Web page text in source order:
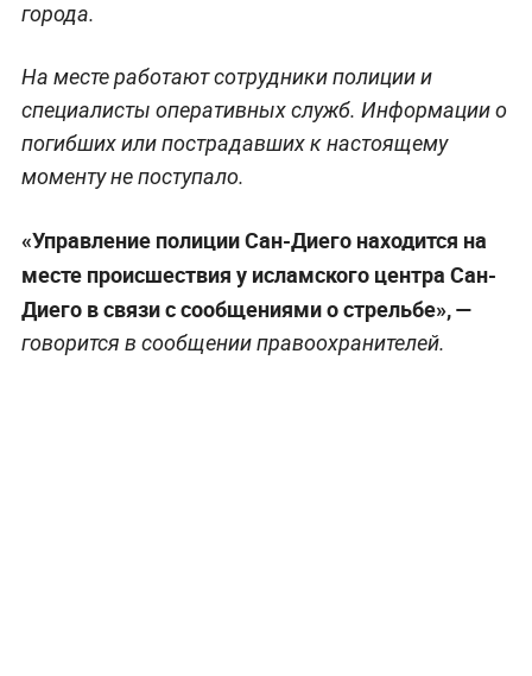
города.
На месте работают сотрудники полиции и
специалисты оперативных служб. Информации о
погибших или пострадавших к настоящему
моменту не поступало.
«Управление полиции Сан-Диего находится на
месте происшествия у исламского центра Сан-
Диего в связи с сообщениями о стрельбе», —
говорится в сообщении правоохранителей.